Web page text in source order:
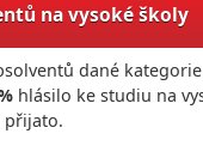
na vysoké školy
dané
hlásilo ke studiu na
přijato.